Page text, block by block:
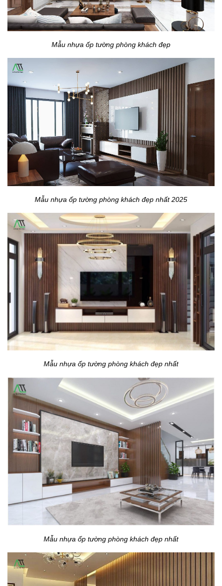
Mẫu nhựa ốp tường phòng khách đẹp
Mẫu nhựa ốp tường phòng khách đẹp nhất 2025
Mẫu nhựa ốp tường phòng khách đẹp nhất
Mẫu nhựa ốp tường phòng khách đẹp nhất